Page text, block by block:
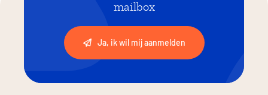
mailbox
Ja, ik wil mij aanmelden